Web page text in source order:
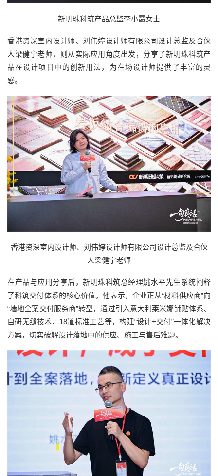
新明珠科筑产品总监李小霞女士
香港资深室内设计师、刘伟婷设计师有限公司设计总监及合伙
人梁健宁老师，则从实际应用角度出发，分享了新明珠科筑产
品在设计项目中的创新用法，为在场设计师提供了丰富的灵
感。
香港资深室内设计师、刘伟婷设计师有限公司设计总监及合伙
人梁健宁老师
在产品与应用分享后，新明珠科筑总经理姚水平先生系统阐释
了科筑交付体系的核心价值。他表示，企业正从“材料供应商”向
“墙地全案交付服务商”转型，通过引入意大利莱米娜铺贴体系、
自研无缝技术、18道标准工艺等，构建“设计+交付”一体化解决
方案，切实破解设计落地中的供应、施工与售后难题。